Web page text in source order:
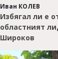
Иван КОЛЕВ
Избягал ли е
областният
Широков